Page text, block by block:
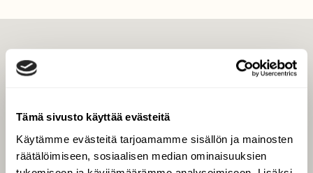
Tämä sivusto käyttää evästeitä
Käytämme evästeitä tarjoamamme sisällön ja mainosten
räätälöimiseen, sosiaalisen median ominaisuuksien
Tilaa digilukuoikeus
Äänestä parasta juttua
Tilaa uutiskirje